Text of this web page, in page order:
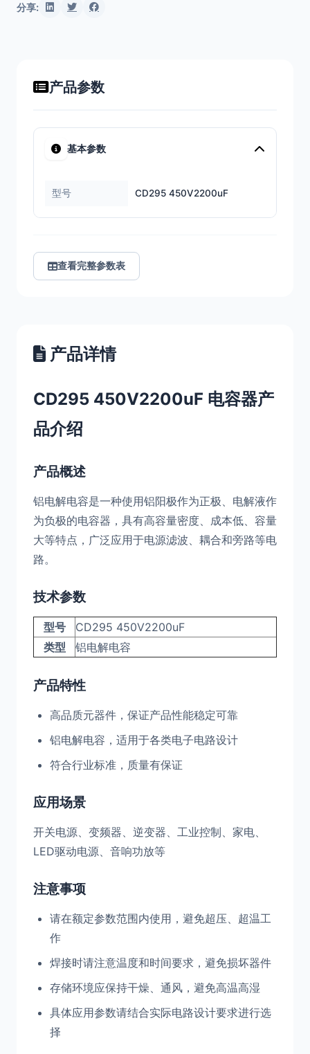
分享:
产品参数
基本参数
型号 CD295 450V2200uF
查看完整参数表
产品详情
CD295 450V2200uF 电容器产
品介绍
产品概述
铝电解电容是一种使用铝阳极作为正极、电解液作
为负极的电容器，具有高容量密度、成本低、容量
大等特点，广泛应用于电源滤波、耦合和旁路等电
路。
技术参数
型号
CD295 450V2200uF
类型
铝电解电容
产品特性
高品质元器件，保证产品性能稳定可靠
铝电解电容，适用于各类电子电路设计
符合行业标准，质量有保证
应用场景
开关电源、变频器、逆变器、工业控制、家电、
LED驱动电源、音响功放等
注意事项
请在额定参数范围内使用，避免超压、超温工
作
焊接时请注意温度和时间要求，避免损坏器件
存储环境应保持干燥、通风，避免高温高湿
具体应用参数请结合实际电路设计要求进行选
择